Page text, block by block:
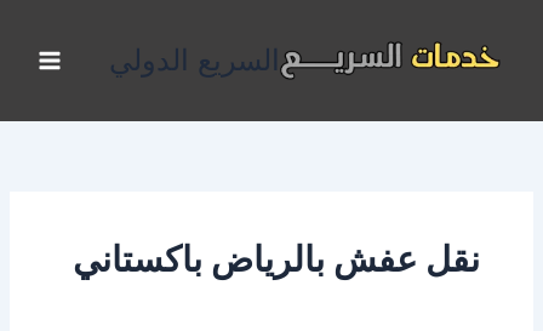
المحتوى
السريع الدولي
نقل عفش بالرياض باكستاني